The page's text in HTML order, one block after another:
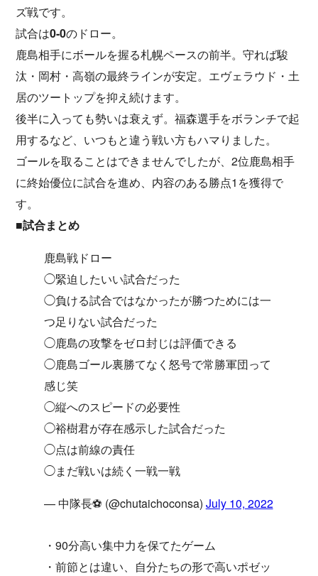
ズ戦です。
試合は0-0のドロー。
鹿島相手にボールを握る札幌ペースの前半。守れば駿
汰・岡村・高嶺の最終ラインが安定。エヴェラウド・土
居のツートップを抑え続けます。
後半に入っても勢いは衰えず。福森選手をボランチで起
用するなど、いつもと違う戦い方もハマりました。
ゴールを取ることはできませんでしたが、2位鹿島相手
に終始優位に試合を進め、内容のある勝点1を獲得で
す。
■試合まとめ
鹿島戦ドロー
◯緊迫したいい試合だった
◯負ける試合ではなかったが勝つためには一
つ足りない試合だった
◯鹿島の攻撃をゼロ封じは評価できる
◯鹿島ゴール裏勝てなく怒号で常勝軍団って
感じ笑
◯縦へのスピードの必要性
◯裕樹君が存在感示した試合だった
◯点は前線の責任
◯まだ戦いは続く一戦一戦
— 中隊長⚽️ (@chutaichoconsa) July 10, 2022
・90分高い集中力を保てたゲーム
・前節とは違い、自分たちの形で高いポゼッ